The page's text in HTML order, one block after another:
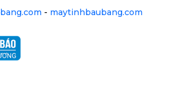
- maytinhbaubang.com